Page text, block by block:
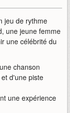
jeu de rythme
une jeune femme
une célébrité du
chanson
d'une piste
une expérience